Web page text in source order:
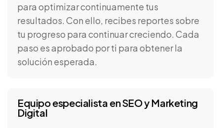
para optimizar continuamente tus
resultados. Con ello, recibes reportes sobre
tu progreso para continuar creciendo. Cada
paso es aprobado por ti para obtener la
solución esperada.
Equipo especialista en SEO y Marketing
Digital